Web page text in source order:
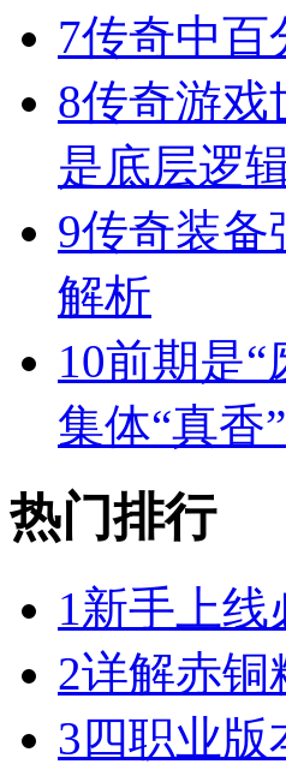
7传奇中百
8传奇游戏
是底层逻
9传奇装备
解析
10前期是“
集体“真香”
热门排行
1新手上线
2详解赤铜
3 四职业